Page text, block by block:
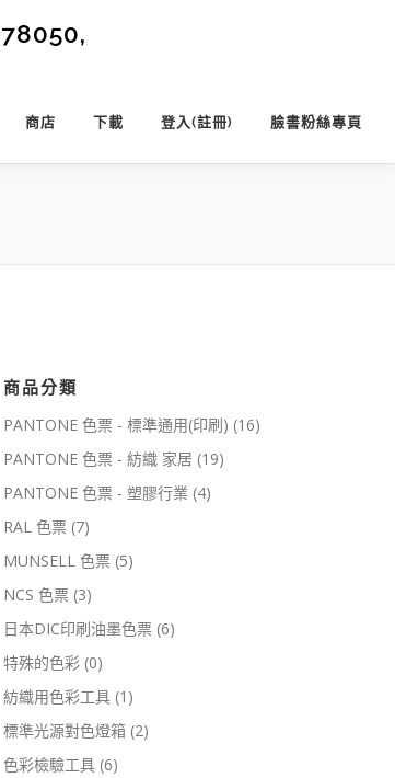
商店 下載 登入(註冊) 臉書粉絲專頁
商品分類
PANTONE 色票 - 標準通用(印刷) (16)
PANTONE 色票 - 紡織 家居 (19)
PANTONE 色票 - 塑膠行業 (4)
RAL 色票 (7)
MUNSELL 色票 (5)
NCS 色票 (3)
日本DIC印刷油墨色票 (6)
特殊的色彩 (0)
紡織用色彩工具 (1)
標準光源對色燈箱 (2)
色彩檢驗工具 (6)